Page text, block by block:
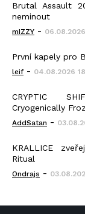
Brutal Assault
neminout
mIZZY -
První kapely pro
leif - 04.08.2026
CRYPTIC
Cryogenically
AddSatan -
KRALLICE
Ritual
Ondrajs -